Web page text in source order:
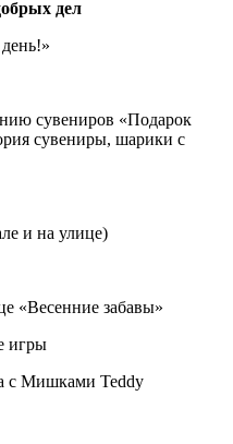
дел
сувениров «Подарок
сувениры, шарики с
и на улице)
«Весенние забавы»
игры
с Мишками Teddy